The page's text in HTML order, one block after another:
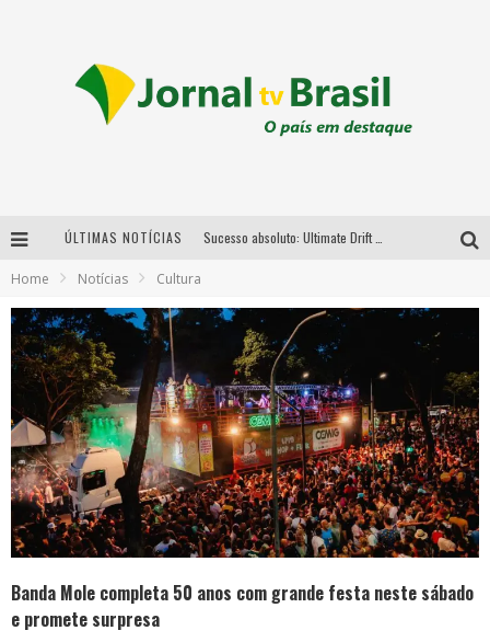
ÚLTIMAS NOTÍCIAS
Em abril, Boulevard Shopping BH realiza sorteio de TVs 4K
Home Notícias Cultura
Banda Mole completa 50 anos com grande festa neste sábado
e promete surpresa